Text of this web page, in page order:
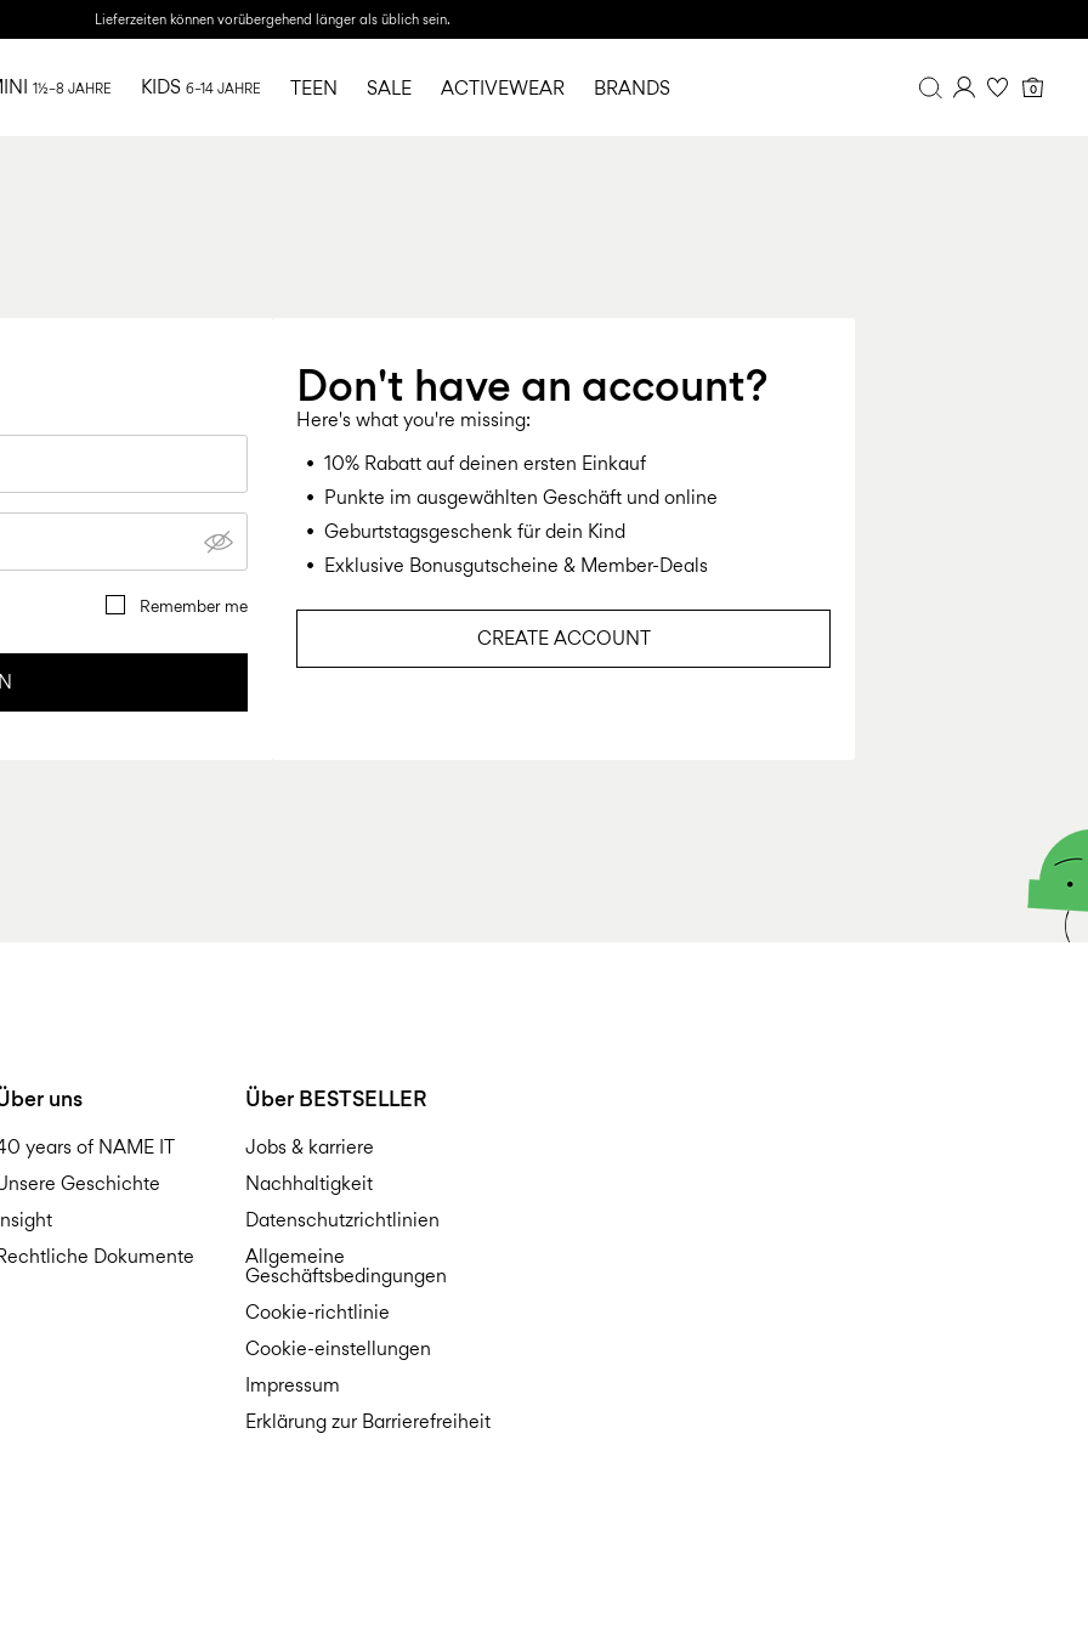
Lieferzeiten können vorübergehend länger als üblich sein.
0
1½–8 JAHRE KIDS 6–14 JAHRE TEEN SALE ACTIVEWEAR BRANDS
Remember me
Don't have an account?
Here's what you're missing:
10% Rabatt auf deinen ersten Einkauf
Punkte im ausgewählten Geschäft und online
Geburtstagsgeschenk für dein Kind
Exklusive Bonusgutscheine & Member-Deals
CREATE ACCOUNT
uns
years of NAME IT
Geschichte
Dokumente
Über BESTSELLER
Jobs & karriere
Nachhaltigkeit
Datenschutzrichtlinien
Allgemeine
Geschäftsbedingungen
Cookie-richtlinie
Cookie-einstellungen
Impressum
Erklärung zur Barrierefreiheit